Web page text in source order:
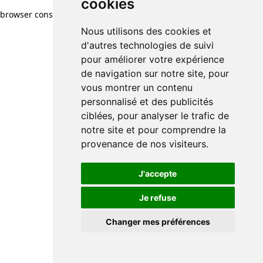
cookies
Nous utilisons des cookies et
d'autres technologies de suivi
pour améliorer votre expérience
de navigation sur notre site, pour
vous montrer un contenu
personnalisé et des publicités
ciblées, pour analyser le trafic de
notre site et pour comprendre la
provenance de nos visiteurs.
J'accepte
Je refuse
Changer mes préférences
browser console for more information)